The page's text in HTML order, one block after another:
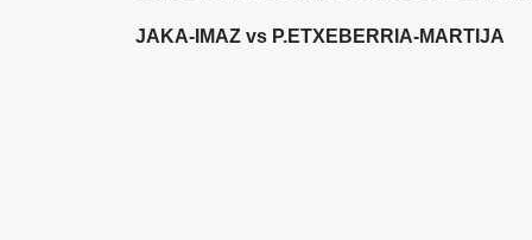
JAKA-IMAZ vs P.ETXEBERRIA-MARTIJA